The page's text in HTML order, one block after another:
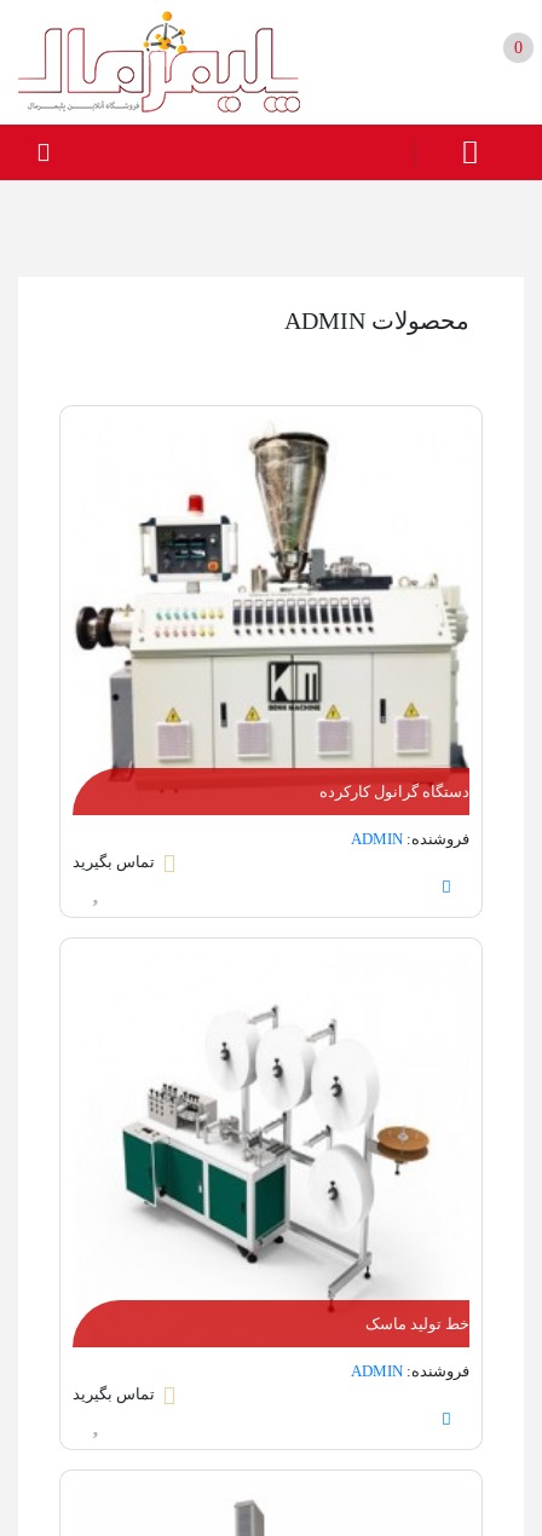
0
محصولات ADMIN
دستگاه گرانول کارکرده
فروشنده: ADMIN
تماس بگیرید
خط تولید ماسک
فروشنده: ADMIN
تماس بگیرید